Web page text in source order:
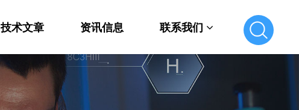
技术文章 资讯信息 联系我们
联系我们